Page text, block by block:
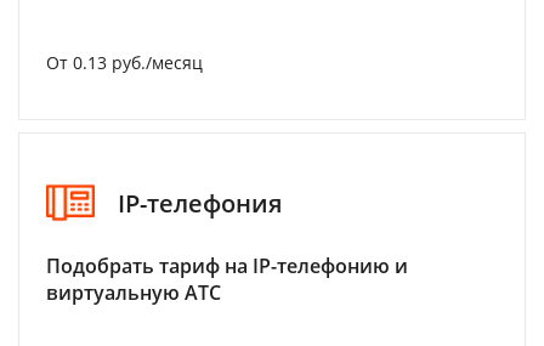
От 0.13 руб./месяц
IP-телефония
Подобрать тариф на IP-телефонию и
виртуальную АТС